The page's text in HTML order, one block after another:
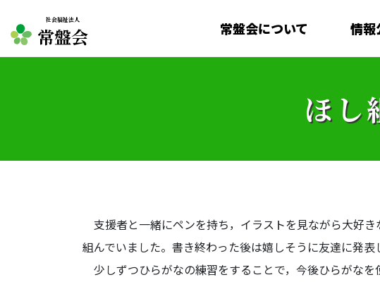
社会福祉法人
常盤会 常盤会について 情報
ほ
支援者と一緒にペンを持ち，イラストを見ながら大好
組んでいました。書き終わった後は嬉しそうに友達に発
少しずつひらがなの練習をすることで，今後ひらがなを